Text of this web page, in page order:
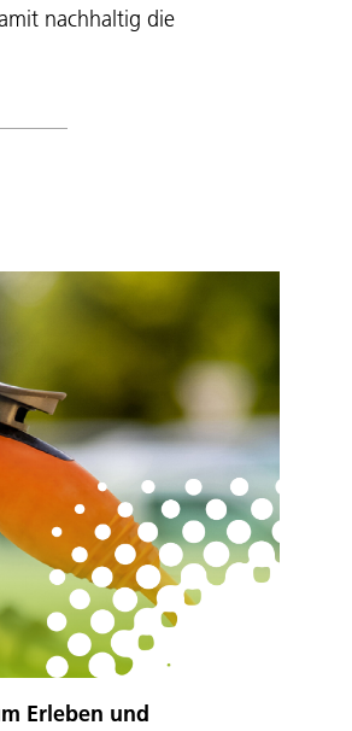
nachhaltig die
Erleben und